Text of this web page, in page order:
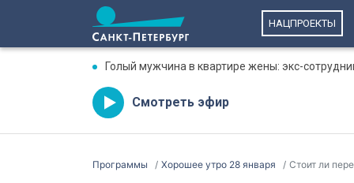
НАЦПРОЕКТЫ
Голый мужчина в квартире жены: экс-
Смотреть эфир
Программы Хорошее утро 28 января Стоит ли